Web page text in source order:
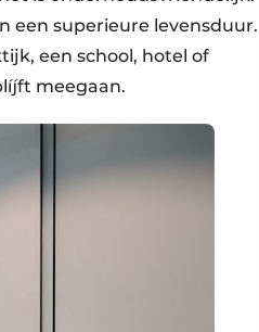
een superieure levensduur.
een school, hotel of
meegaan.